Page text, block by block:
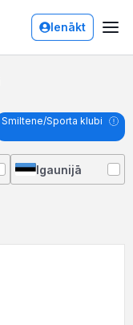
Ienākt
Smiltene/Sporta klubi
Igaunijā